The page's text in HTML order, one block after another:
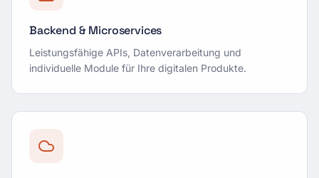
Backend & Microservices
Leistungsfähige APIs, Datenverarbeitung und
individuelle Module für Ihre digitalen Produkte.